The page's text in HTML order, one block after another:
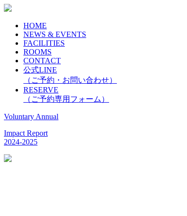
HOME
NEWS & EVENTS
FACILITIES
ROOMS
CONTACT
公式LINE
（ご予約・お問い合わせ）
RESERVE
（ご予約専用フォーム）
Voluntary Annual
Impact Report
2024-2025